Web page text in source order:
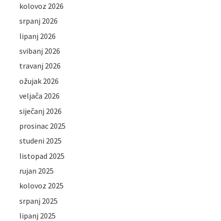
kolovoz 2026
srpanj 2026
lipanj 2026
svibanj 2026
travanj 2026
ožujak 2026
veljača 2026
siječanj 2026
prosinac 2025
studeni 2025
listopad 2025
rujan 2025
kolovoz 2025
srpanj 2025
lipanj 2025